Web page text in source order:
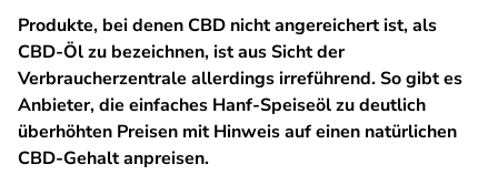
Produkte, bei denen CBD nicht angereichert ist, als
CBD-Öl zu bezeichnen, ist aus Sicht der
Verbraucherzentrale allerdings irreführend. So gibt es
Anbieter, die einfaches Hanf-Speiseöl zu deutlich
überhöhten Preisen mit Hinweis auf einen natürlichen
CBD-Gehalt anpreisen.